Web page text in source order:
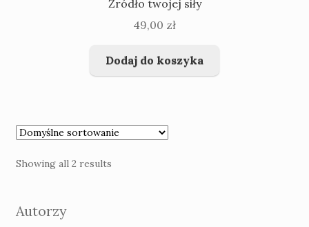
Źródło twojej siły
49,00 zł
Dodaj do koszyka
Showing all 2 results
Autorzy